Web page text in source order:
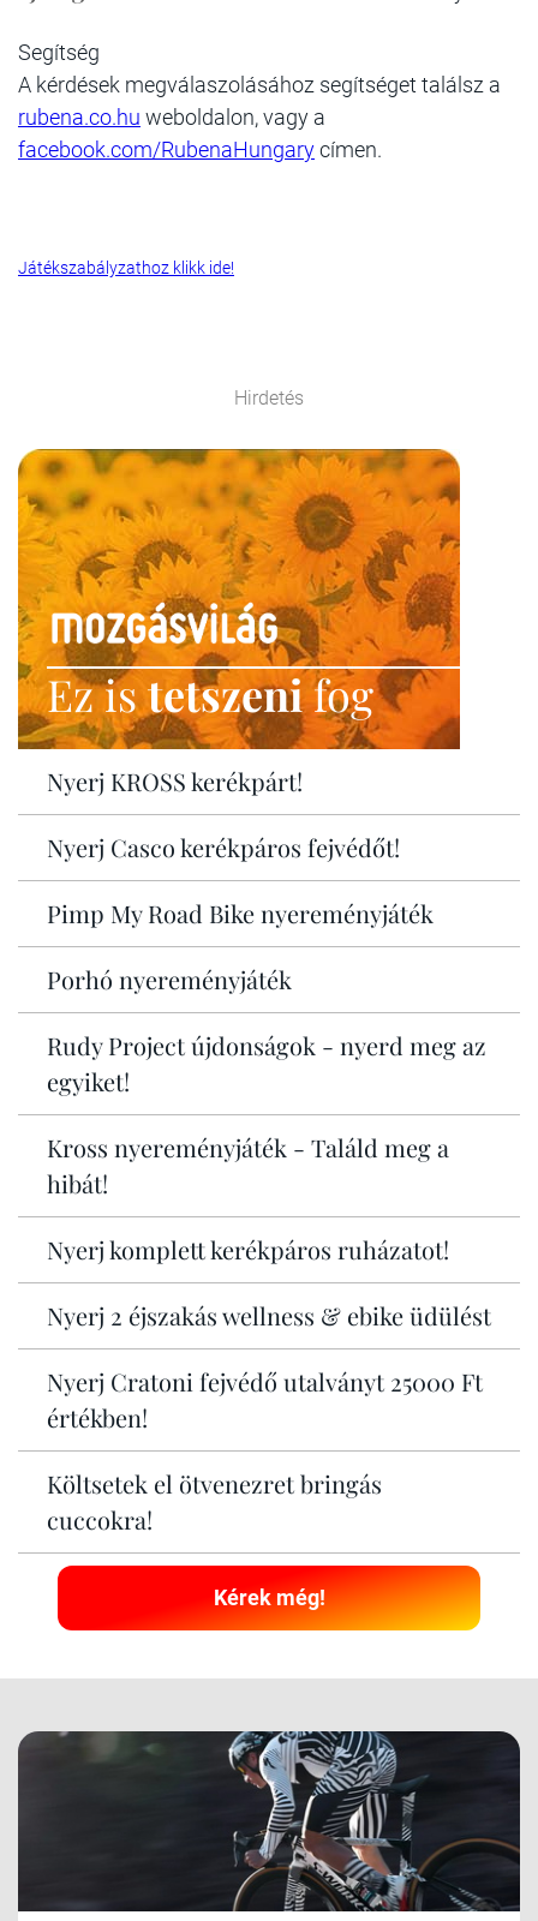
Segítség
A kérdések megválaszolásához segítséget találsz a
rubena.co.hu weboldalon, vagy a
facebook.com/RubenaHungarycímen.
Játékszabályzathoz klikk ide!
Hirdetés
Ez istetszenifog
Nyerj KROSS kerékpárt!
Nyerj Casco kerékpáros fejvédőt!
Pimp My Road Bike nyereményjáték
Porhó nyereményjáték
Rudy Project újdonságok - nyerd meg az
egyiket!
Kross nyereményjáték - Találd meg a
hibát!
Nyerj komplett kerékpáros ruházatot!
Nyerj 2 éjszakás wellness & ebike üdülést
Nyerj Cratoni fejvédő utalványt 25000 Ft
értékben!
Költsetek el ötvenezret bringás
cuccokra!
Kérek még!